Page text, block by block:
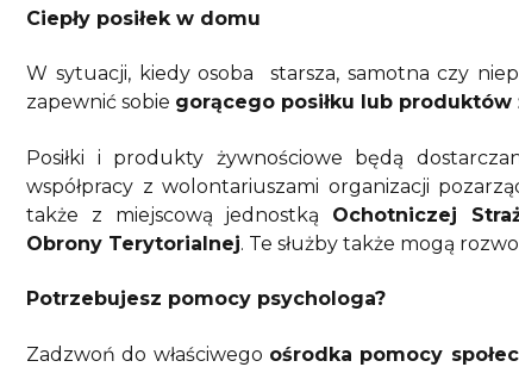
Ciepły posiłek w domu
W sytuacji, kiedy osoba starsza, samotna czy
zapewnić sobie gorącego posiłku lub
Posiłki i produkty żywnościowe będą
współpracy z wolontariuszami organizacji
także z miejscową jednostką Ochotniczej
Obrony Terytorialnej. Te służby także mogą
Potrzebujesz pomocy psychologa?
Zadzwoń do właściwego ośrodka pomocy